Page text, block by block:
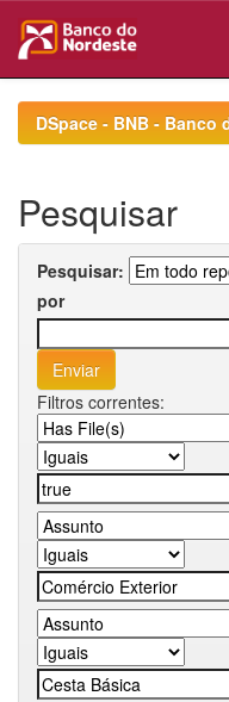
navigationDSpace - BNB - Banco
Pesquisar
Pesquisar:
por
Filtros correntes: